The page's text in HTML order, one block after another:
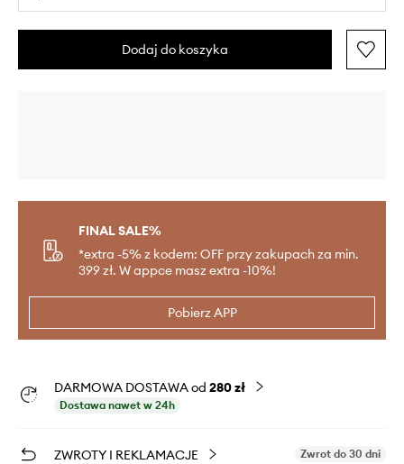
Dodaj do koszyka
FINAL SALE%
*extra -5% z kodem: OFF przy zakupach za min.
399 zł. W appce masz extra -10%!
Pobierz APP
DARMOWA DOSTAWA od 280 zł
Dostawa nawet w 24h
ZWROTY I REKLAMACJE Zwrot do 30 dni